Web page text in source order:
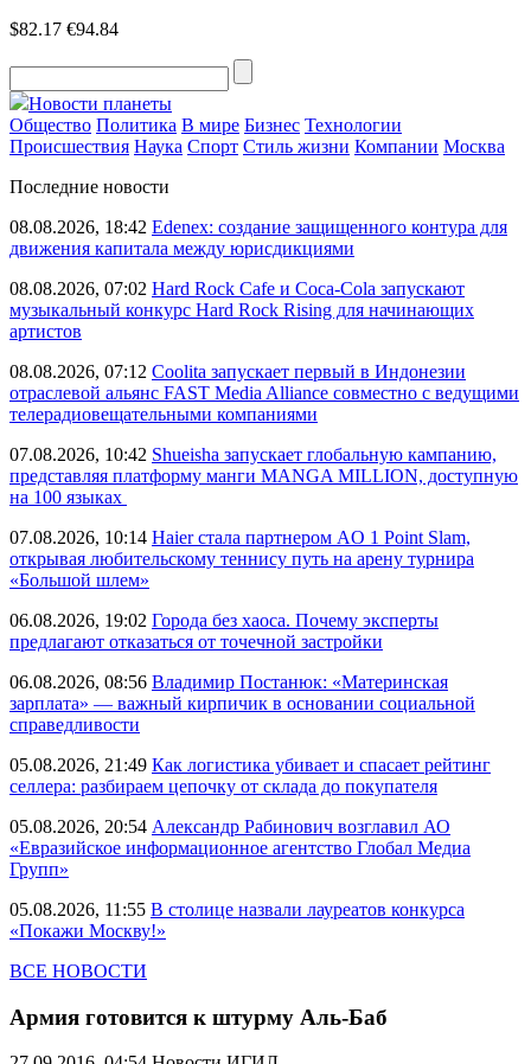
$82.17 €94.84
Новости планеты
Общество Политика В мире Бизнес Технологии
Происшествия Наука Спорт Стиль жизни Компании Москва
Последние новости
08.08.2026, 18:42 Edenex: создание защищенного контура для
движения капитала между юрисдикциями
08.08.2026, 07:02 Hard Rock Cafe и Coca-Cola запускают
музыкальный конкурс Hard Rock Rising для начинающих
артистов
08.08.2026, 07:12 Coolita запускает первый в Индонезии
отраслевой альянс FAST Media Alliance совместно с ведущими
телерадиовещательными компаниями
07.08.2026, 10:42 Shueisha запускает глобальную кампанию,
представляя платформу манги MANGA MILLION, доступную
на 100 языках
07.08.2026, 10:14 Haier стала партнером AO 1 Point Slam,
открывая любительскому теннису путь на арену турнира
«Большой шлем»
06.08.2026, 19:02 Города без хаоса. Почему эксперты
предлагают отказаться от точечной застройки
06.08.2026, 08:56 Владимир Постанюк: «Материнская
зарплата» — важный кирпичик в основании социальной
справедливости
05.08.2026, 21:49 Как логистика убивает и спасает рейтинг
селлера: разбираем цепочку от склада до покупателя
05.08.2026, 20:54 Александр Рабинович возглавил АО
«Евразийское информационное агентство Глобал Медиа
Групп»
05.08.2026, 11:55 В столице назвали лауреатов конкурса
«Покажи Москву!»
ВСЕ НОВОСТИ
Армия готовится к штурму Аль-Баб